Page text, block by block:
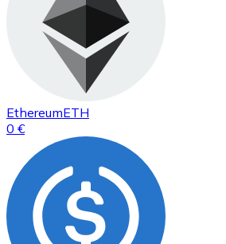
EthereumETH
0 €